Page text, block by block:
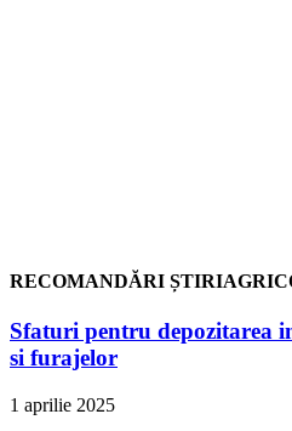
RECOMANDĂRI
Sfaturi pentru depozitarea
si furajelor
1 aprilie 2025